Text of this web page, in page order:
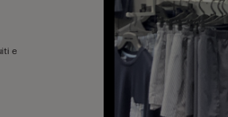
e